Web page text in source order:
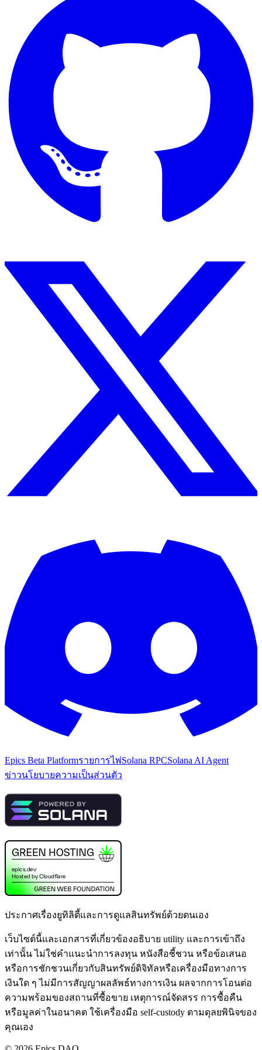
Epics Beta Platformรายการไพ่Solana RPCSolana AI Agent
ข่าวนโยบายความเป็นส่วนตัว
ประกาศเรื่องยูทิลิตี้และการดูแลสินทรัพย์ด้วยตนเอง
เว็บไซต์นี้และเอกสารที่เกี่ยวข้องอธิบาย utility และการเข้าถึง
เท่านั้น ไม่ใช่คำแนะนำการลงทุน หนังสือชี้ชวน หรือข้อเสนอ
หรือการชักชวนเกี่ยวกับสินทรัพย์ดิจิทัลหรือเครื่องมือทางการ
เงินใด ๆ ไม่มีการสัญญาผลลัพธ์ทางการเงิน ผลจากการโอนต่อ
ความพร้อมของสถานที่ซื้อขาย เหตุการณ์จัดสรร การซื้อคืน
หรือมูลค่าในอนาคต ใช้เครื่องมือ self-custody ตามดุลยพินิจของ
คุณเอง